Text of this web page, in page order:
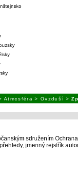
Atmosféra >Ovzduší >
sdružením
jmenný rejstřík